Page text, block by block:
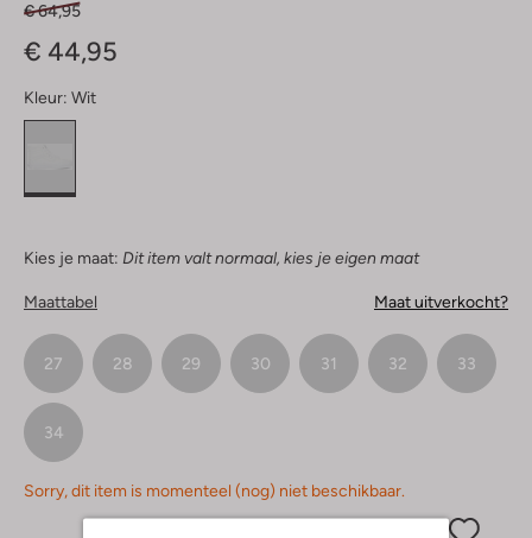
€ 64,95
€ 44,95
Kleur: Wit
Kies je maat: Dit item valt normaal, kies je eigen maat
Maattabel Maat uitverkocht?
27 28 29 30 31 32 33
34
Sorry, dit item is momenteel (nog) niet beschikbaar.